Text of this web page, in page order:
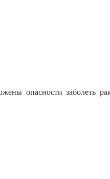
опасности заболеть